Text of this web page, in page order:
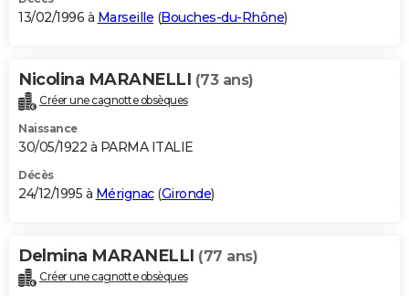
13/02/1996 à Marseille (Bouches-du-Rhône)
Nicolina MARANELLI (73 ans)
Créer une cagnotte obsèques
Naissance
30/05/1922 à PARMA ITALIE
Décès
24/12/1995 à Mérignac(Gironde)
Delmina MARANELLI (77 ans)
Créer une cagnotte obsèques